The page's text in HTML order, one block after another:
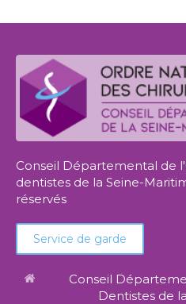
Conseil Départemental de
dentistes de la Seine-
réservés
Service de garde
Conseil
Dentistes de